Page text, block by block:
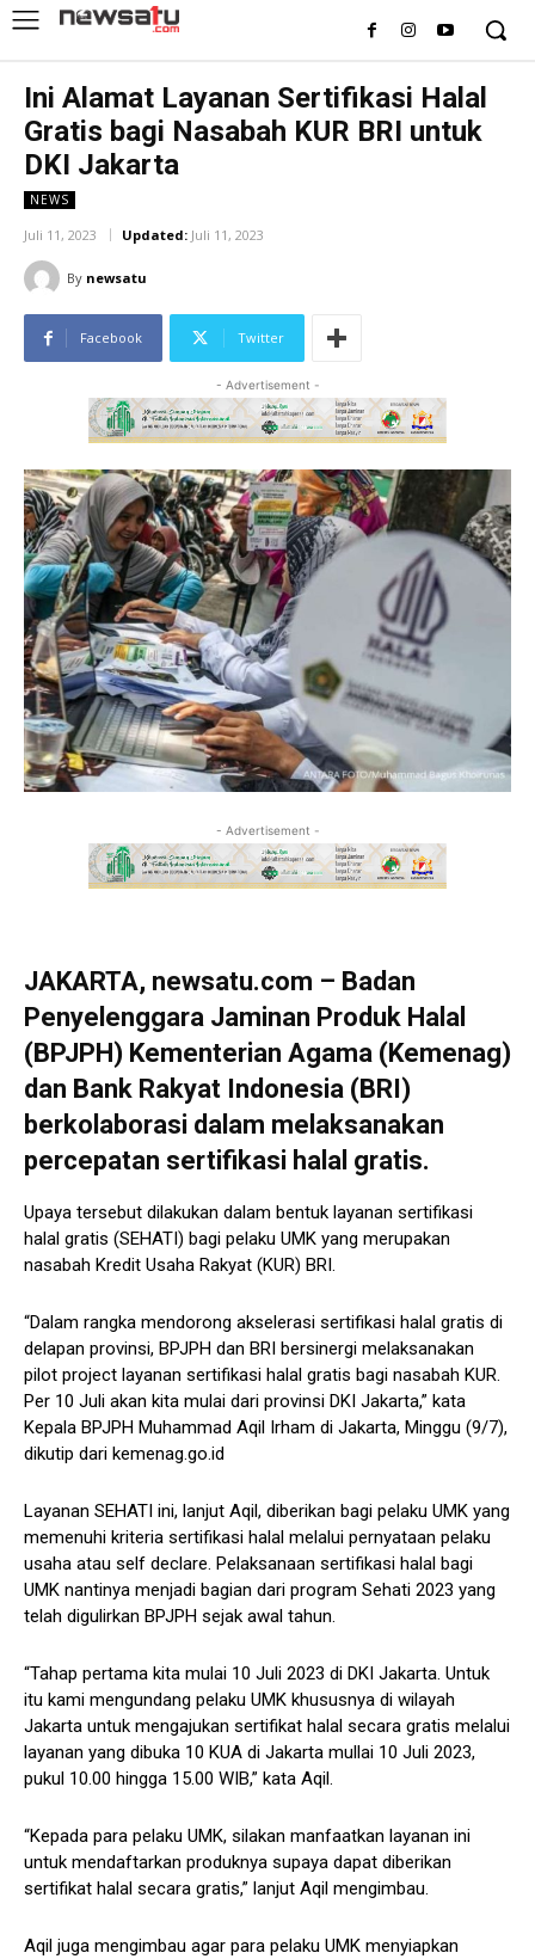
Ini Alamat Layanan Sertifikasi Halal
Gratis bagi Nasabah KUR BRI untuk
DKI Jakarta
NEWS
Juli 11, 2023 Updated: Juli 11, 2023
By newsatu
Facebook Twitter
- Advertisement -
- Advertisement -
JAKARTA, newsatu.com – Badan
Penyelenggara Jaminan Produk Halal
(BPJPH) Kementerian Agama (Kemenag)
dan Bank Rakyat Indonesia (BRI)
berkolaborasi dalam melaksanakan
percepatan sertifikasi halal gratis.
Upaya tersebut dilakukan dalam bentuk layanan sertifikasi
halal gratis (SEHATI) bagi pelaku UMK yang merupakan
nasabah Kredit Usaha Rakyat (KUR) BRI.
“Dalam rangka mendorong akselerasi sertifikasi halal gratis di
delapan provinsi, BPJPH dan BRI bersinergi melaksanakan
pilot project layanan sertifikasi halal gratis bagi nasabah KUR.
Per 10 Juli akan kita mulai dari provinsi DKI Jakarta,” kata
Kepala BPJPH Muhammad Aqil Irham di Jakarta, Minggu (9/7),
dikutip dari kemenag.go.id
Layanan SEHATI ini, lanjut Aqil, diberikan bagi pelaku UMK yang
memenuhi kriteria sertifikasi halal melalui pernyataan pelaku
usaha atau self declare. Pelaksanaan sertifikasi halal bagi
UMK nantinya menjadi bagian dari program Sehati 2023 yang
telah digulirkan BPJPH sejak awal tahun.
“Tahap pertama kita mulai 10 Juli 2023 di DKI Jakarta. Untuk
itu kami mengundang pelaku UMK khususnya di wilayah
Jakarta untuk mengajukan sertifikat halal secara gratis melalui
layanan yang dibuka 10 KUA di Jakarta mullai 10 Juli 2023,
pukul 10.00 hingga 15.00 WIB,” kata Aqil.
“Kepada para pelaku UMK, silakan manfaatkan layanan ini
untuk mendaftarkan produknya supaya dapat diberikan
sertifikat halal secara gratis,” lanjut Aqil mengimbau.
Aqil juga mengimbau agar para pelaku UMK menyiapkan